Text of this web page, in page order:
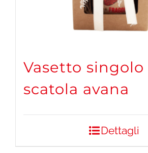
Vasetto singolo
scatola avana
Dettagli